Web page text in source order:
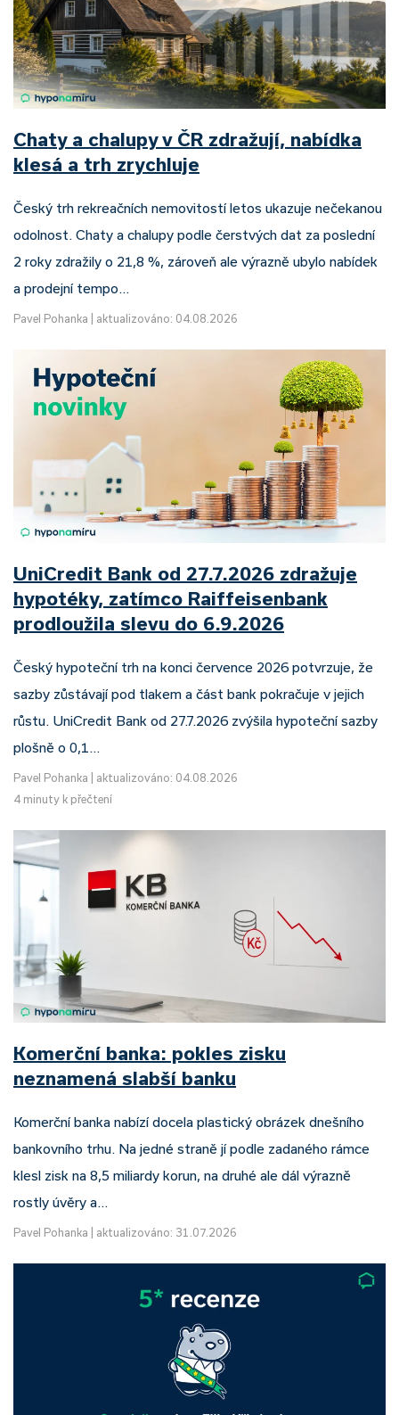
Chaty a chalupy v ČR zdražují, nabídka
klesá a trh zrychluje
Český trh rekreačních nemovitostí letos ukazuje nečekanou
odolnost. Chaty a chalupy podle čerstvých dat za poslední
2 roky zdražily o 21,8 %, zároveň ale výrazně ubylo nabídek
a prodejní tempo…
Pavel Pohanka aktualizováno: 04.08.2026
UniCredit Bank od 27.7.2026 zdražuje
hypotéky, zatímco Raiffeisenbank
prodloužila slevu do 6.9.2026
Český hypoteční trh na konci července 2026 potvrzuje, že
sazby zůstávají pod tlakem a část bank pokračuje v jejich
růstu. UniCredit Bank od 27.7.2026 zvýšila hypoteční sazby
plošně o 0,1…
Pavel Pohanka
aktualizováno: 04.08.2026
4 minuty k přečtení
Komerční banka: pokles zisku
neznamená slabší banku
Komerční banka nabízí docela plastický obrázek dnešního
bankovního trhu. Na jedné straně jí podle zadaného rámce
klesl zisk na 8,5 miliardy korun, na druhé ale dál výrazně
rostly úvěry a…
Pavel Pohanka aktualizováno: 31.07.2026